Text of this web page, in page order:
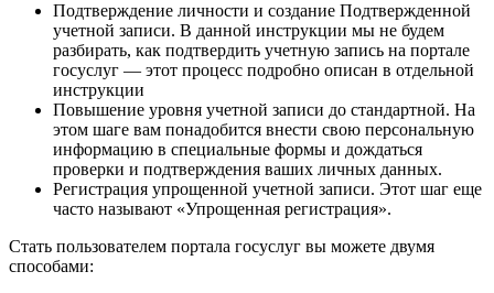
Подтверждение личности и создание Подтвержденной
учетной записи. В данной инструкции мы не будем
разбирать, как подтвердить учетную запись на портале
госуслуг — этот процесс подробно описан в отдельной
инструкции
Повышение уровня учетной записи до стандартной. На
этом шаге вам понадобится внести свою персональную
информацию в специальные формы и дождаться
проверки и подтверждения ваших личных данных.
Регистрация упрощенной учетной записи. Этот шаг еще
часто называют «Упрощенная регистрация».
Стать пользователем портала госуслуг вы можете двумя
способами: